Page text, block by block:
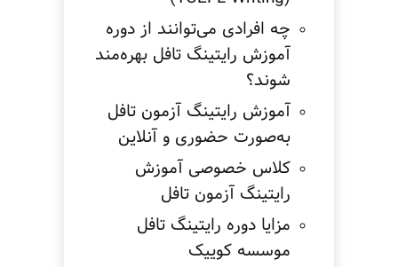
چه افرادی می‌توانند از دوره
آموزش رایتینگ تافل بهره‌مند
شوند؟
آموزش رایتینگ آزمون تافل
به‌صورت حضوری و آنلاین
کلاس خصوصی آموزش
رایتینگ آزمون تافل
مزایا دوره رایتینگ تافل
موسسه کوییک